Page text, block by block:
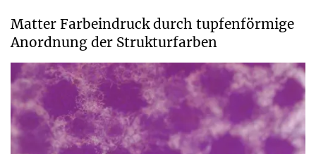
Matter Farbeindruck durch tupfenförmige
Anordnung der Strukturfarben